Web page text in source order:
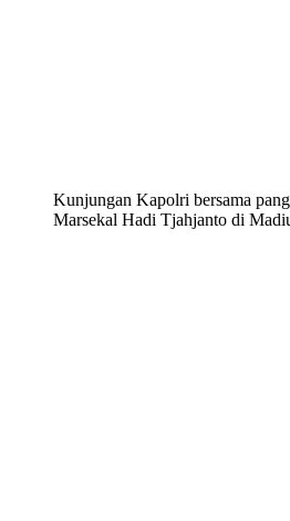
Kunjungan Kapolri bersama
Marsekal Hadi Tjahjanto di